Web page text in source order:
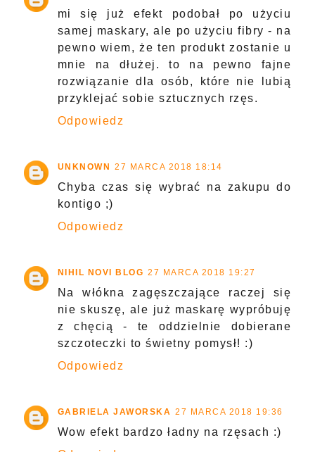
mi się już efekt podobał po użyciu
samej maskary, ale po użyciu fibry - na
pewno wiem, że ten produkt zostanie u
mnie na dłużej. to na pewno fajne
rozwiązanie dla osób, które nie lubią
przyklejać sobie sztucznych rzęs.
Odpowiedz
UNKNOWN 27 MARCA 2018 18:14
Chyba czas się wybrać na zakupu do
kontigo ;)
Odpowiedz
NIHIL NOVI BLOG 27 MARCA 2018 19:27
Na włókna zagęszczające raczej się
nie skuszę, ale już maskarę wypróbuję
z chęcią - te oddzielnie dobierane
szczoteczki to świetny pomysł! :)
Odpowiedz
GABRIELA JAWORSKA 27 MARCA 2018 19:36
Wow efekt bardzo ładny na rzęsach :)